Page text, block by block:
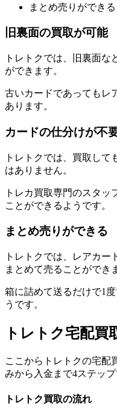
まとめ売りができる
旧裏面の買取が可能
トレトクでは、旧裏面な
ができます。
古いカードであってもレ
あります。
カードの仕分けが不
トレトクでは、買取し
はありません。
トレカ買取専門のスタッ
ことができるようです。
まとめ売りができる
トレトクでは、レアカー
まとめて売ることができ
箱に詰めて送るだけで1
うです。
トレトク宅配買
ここからトレトクの宅配
みから入金まで4ステッ
トレトク買取の流れ